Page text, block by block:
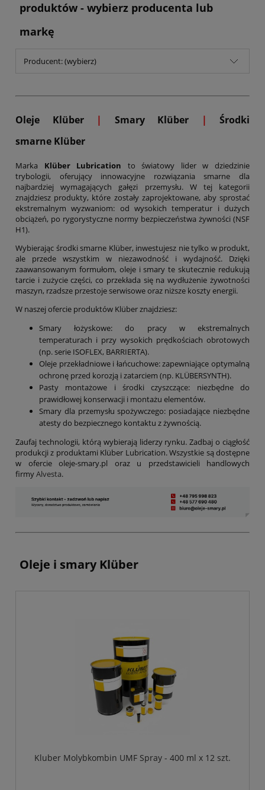
produktów - wybierz producenta lub
markę
Producent: (wybierz)
Oleje Klüber | Smary Klüber |
Środki
smarne Klüber
Marka Klüber Lubrication to światowy lider w dziedzinie
trybologii, oferujący innowacyjne rozwiązania smarne dla
najbardziej wymagających gałęzi przemysłu. W tej kategorii
znajdziesz produkty, które zostały zaprojektowane, aby sprostać
ekstremalnym wyzwaniom: od wysokich temperatur i dużych
obciążeń, po rygorystyczne normy bezpieczeństwa żywności (NSF
H1).
Wybierając środki smarne Klüber, inwestujesz nie tylko w produkt,
ale przede wszystkim w niezawodność i wydajność. Dzięki
zaawansowanym formułom, oleje i smary te skutecznie redukują
tarcie i zużycie części, co przekłada się na wydłużenie żywotności
maszyn, rzadsze przestoje serwisowe oraz niższe koszty energii.
W naszej ofercie produktów Klüber znajdziesz:
Smary łożyskowe: do pracy w ekstremalnych
temperaturach i przy wysokich prędkościach obrotowych
(np. serie ISOFLEX, BARRIERTA).
Oleje przekładniowe i łańcuchowe: zapewniające optymalną
ochronę przed korozją i zatarciem (np. KLÜBERSYNTH).
Pasty montażowe i środki czyszczące: niezbędne do
prawidłowej konserwacji i montażu elementów.
Smary dla przemysłu spożywczego: posiadające niezbędne
atesty do bezpiecznego kontaktu z żywnością.
Zaufaj technologii, którą wybierają liderzy rynku. Zadbaj o ciągłość
produkcji z produktami Klüber Lubrication. Wszystkie są dostępne
w ofercie oleje-smary.pl oraz u przedstawicieli handlowych
firmyAlvesta.
Oleje i smary Klüber
Kluber Molybkombin UMF Spray - 400 ml x 12 szt.